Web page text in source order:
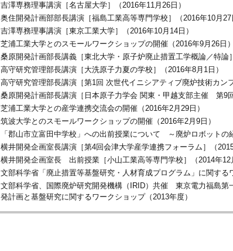
吉澤専務理事講演［名古屋大学］（2016年11月26日）
奥住開発計画部部長講演［福島工業高等専門学校］（2016年10月27
吉澤専務理事講演［東京工業大学］（2016年10月14日）
芝浦工業大学とのスモールワークショップの開催（2016年9月26日）
桑原開発計画部長講義［東北大学・原子炉廃止措置工学概論／特論
高守研究管理部長講演［大洗原子力夏の学校］（2016年8月1日）
高守研究管理部長講演［第1回 次世代イニシアティブ廃炉技術カン
桑原開発計画部長講演［日本原子力学会 関東・甲越支部主催 第9
芝浦工業大学との産学連携交流会の開催（2016年2月29日）
筑波大学とのスモールワークショップの開催（2016年2月9日）
「郡山市立富田中学校」への出前授業について ～廃炉ロボットの
横井開発企画室長講演［第4回会津大学産学連携フォーラム］（2015
横井開発企画室長 出前授業［小山工業高等専門学校］（2014年12
文部科学省「廃止措置等基盤研究・人材育成プログラム」に関する
文部科学省、国際廃炉研究開発機構（IRID）共催 東京電力福島第
発計画と基盤研究に関するワークショップ（2013年度）